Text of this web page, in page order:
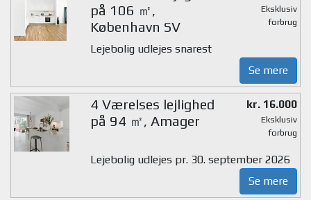
på 106 ㎡,
København SV
Eksklusiv
forbrug
Lejebolig udlejes snarest
Se mere
4 Værelses lejlighed
på 94 ㎡, Amager
kr. 16.000
Eksklusiv
forbrug
Lejebolig udlejes pr. 30. september 2026
Se mere